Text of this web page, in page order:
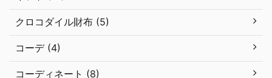
クロコダイル財布 (5)
コーデ (4)
コーディネート (8)